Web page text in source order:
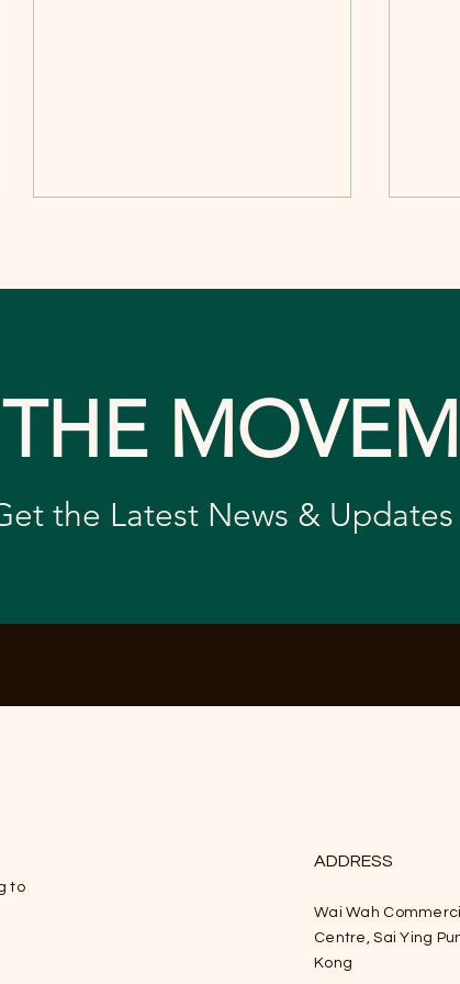
Advancing GBA
Healthcare at the 2025
Conference
the Latest News & Updates
to
ADDRESS
Wai Wah
Centre, Sai Ying
Kong